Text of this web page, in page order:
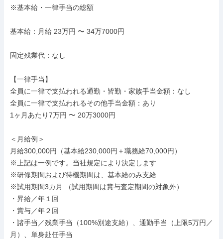
※基本給・一律手当の総額
基本給：月給 23万円 〜 34万7000円
固定残業代：なし
【一律手当】
全員に一律で支払われる通勤・皆勤・家族手当金額：なし
全員に一律で支払われるその他手当金額：あり
1ヶ月あたり7万円 〜 20万3000円
＜月給例＞
月給300,000円（基本給230,000円＋職務給70,000円）
※上記は一例です。当社規定により決定します
※研修期間および待機期間は、基本給のみ支給
※試用期間3カ月 （試用期間は賞与査定期間の対象外）
・昇給／年１回
・賞与／年２回
・諸手当／残業手当（100%別途支給）、通勤手当（上限5万円／
月）、単身赴任手当